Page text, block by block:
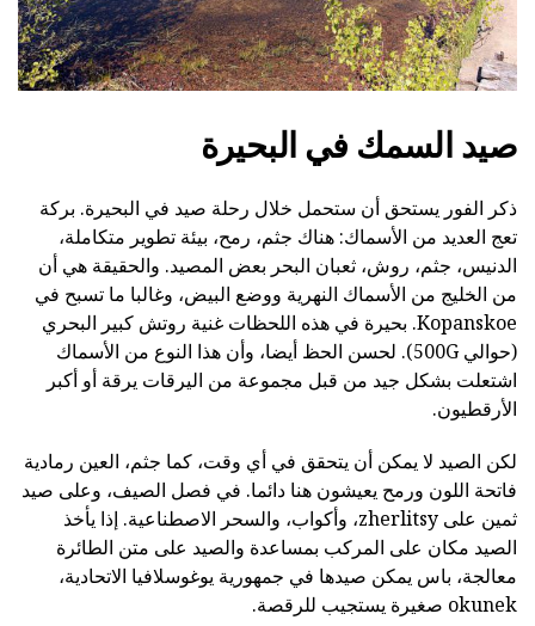
صيد السمك في البحيرة
ذكر الفور يستحق أن ستحمل خلال رحلة صيد في البحيرة. بركة
تعج العديد من الأسماك: هناك جثم، رمح، بيئة تطوير متكاملة،
الدنيس، جثم، روش، ثعبان البحر بعض المصيد. والحقيقة هي أن
من الخليج من الأسماك النهرية ووضع البيض، وغالبا ما تسبح في
Kopanskoe. بحيرة في هذه اللحظات غنية روتش كبير البحري
(حوالي 500G). لحسن الحظ أيضا، وأن هذا النوع من الأسماك
اشتعلت بشكل جيد من قبل مجموعة من اليرقات يرقة أو أكبر
الأرقطيون.
لكن الصيد لا يمكن أن يتحقق في أي وقت، كما جثم، العين رمادية
فاتحة اللون ورمح يعيشون هنا دائما. في فصل الصيف، وعلى صيد
ثمين على zherlitsy، وأكواب، والسحر الاصطناعية. إذا يأخذ
الصيد مكان على المركب بمساعدة والصيد على متن الطائرة
معالجة، باس يمكن صيدها في جمهورية يوغوسلافيا الاتحادية،
okunek صغيرة يستجيب للرقصة.